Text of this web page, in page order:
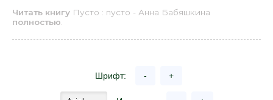
Читать книгу Пусто : пусто - Анна Бабяшкина
полностью
Шрифт: - +